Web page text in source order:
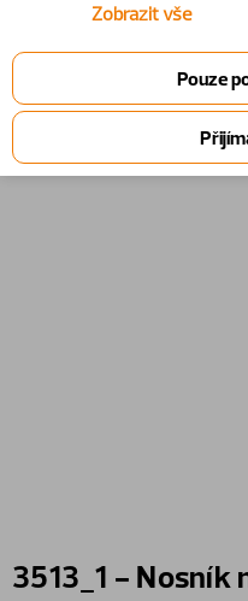
3513_1 - Nosník
Zobrazit vše